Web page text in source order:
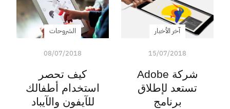
آخر الأخبار
15/07/2018
شركة Adobe
تستعد لإطلاق
برنامج
الشروحات
08/07/2018
كيف تحصر
استخدام أطفالك
للآيفون والآيباد